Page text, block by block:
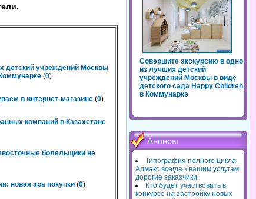
детский учреждений Москвы
(0)
в интернет-магазине (0)
компаний в Казахстане
болельщики не
новая эра покупки (0)
Совершите экскурсию в одно
из лучших детский
учреждений Москвы в виде
детского сада Happy Children
в Коммунарке
Анонсы
Типография полного цикла
Алмакс всегда к вашим услугам
дорогие заказчики!
Кто будет участвовать в
конкурсе на застройку новых